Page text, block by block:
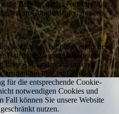
die Bildung dieser Nutzerprofile,
an Google richten müssen.
Möglichkeit für einen einfachen
Datenübertragung angeboten.
Ihrer Aktivitäten auf unserer
Sie bitte im Cookie-
für die entsprechende Cookie-
notwendigen Cookies und
Fall können Sie unsere Website
nutzen.